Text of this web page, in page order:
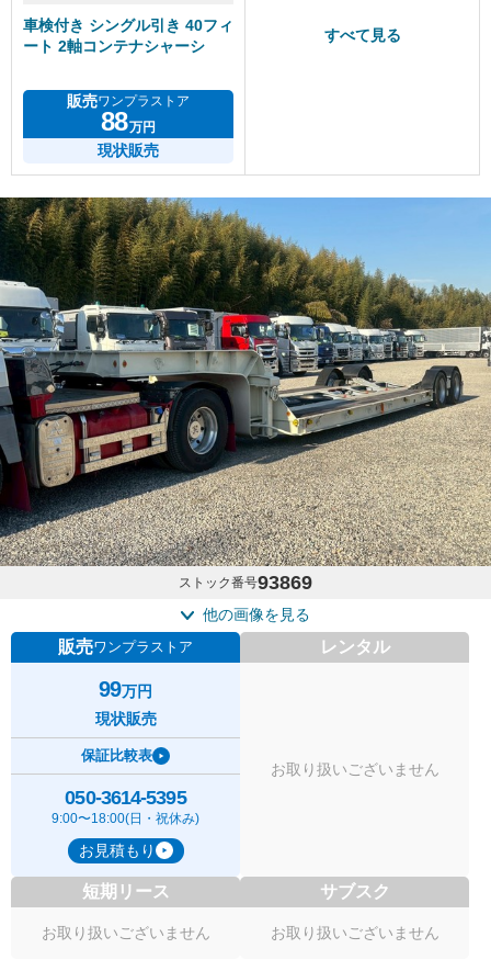
車検付き シングル引き 40フィ
ート 2軸コンテナシャーシ
販売ワンプラストア
88万円
現状販売
すべて見る
ストック番号93869
他の画像を見る
販売ワンプラストア
99万円
現状販売
保証比較表
050-3614-5395
9:00〜18:00(日・祝休み)
お見積もり
レンタル
お取り扱いございません
短期リース
お取り扱いございません
サブスク
お取り扱いございません